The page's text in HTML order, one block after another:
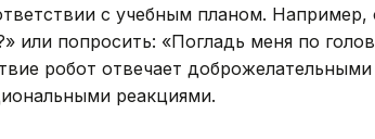
с учебным планом.
или попросить: «Погладь меня по
робот отвечает
реакциями.